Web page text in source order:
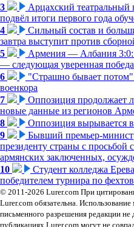
3
Арцахский
подвёл итоги первого года
4
Сильный состав и
завтра выступит против
5
Армения — Албания 3:0:
— следующая уверенная победа
6
"Страшно бывает
военкора
7
Оппозиция продолжает
новые данные из регионов
8
Оппозиция вырывается
9
Бывший премьер-
президенту страны с просьбой
армянских заключенных,
10
Студент колледжа
победителем турнира по
© 2011-2026 Lurer.com При
Lurer.com обязательна.
письменного разрешения редакции
публикациях Lurer.com могут не